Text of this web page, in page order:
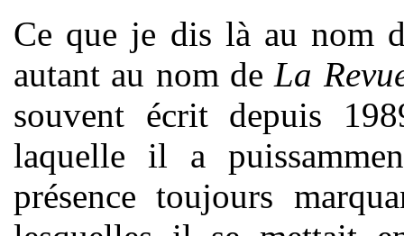
Ce que je dis là au nom
autant au nom deLa
souvent écrit depuis
laquelle il a
présence toujours